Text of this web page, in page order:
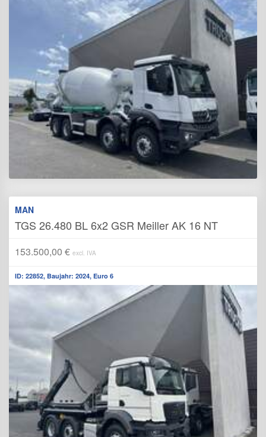
MAN
TGS 26.480 BL 6x2 GSR Meiller AK 16 NT
153.500,00 € excl. IVA
ID: 22852, Baujahr: 2024, Euro 6